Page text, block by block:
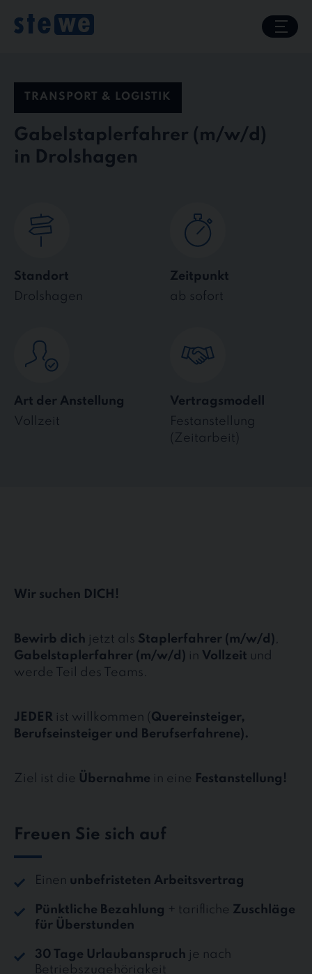
content
TRANSPORT & LOGISTIK
Gabelstaplerfahrer
in Drolshagen
Standort
Drolshagen
Zeitpunkt
ab sofort
Art der Anstellung
Vollzeit
Vertragsmodell
Festanstellung
(Zeitarbeit)
Wir suchen DICH!
Bewirb dich jetzt als Staplerfahrer (m/w/d),
Gabelstaplerfahrer (m/w/d) in Vollzeit und
werde Teil des Teams.
JEDER ist willkommen (Quereinsteiger,
Berufseinsteiger und Berufserfahrene).
Ziel ist die Übernahme in eine Festanstellung!
Freuen Sie sich auf
Einen unbefristeten Arbeitsvertrag
Pünktliche Bezahlung + tarifliche Zuschläge
für Überstunden
30 Tage Urlaubanspruch je nach
Betriebszugehörigkeit